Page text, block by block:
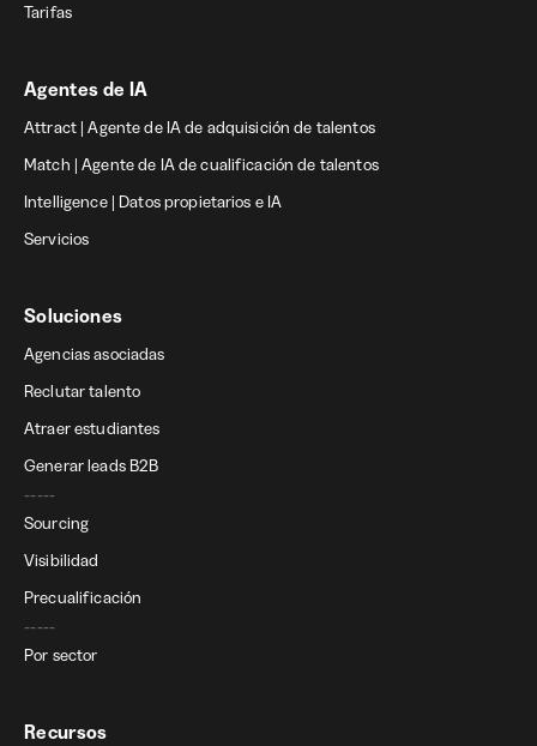
Tarifas
Agentes de IA
Attract | Agente de IA de adquisición de talentos
Match | Agente de IA de cualificación de talentos
Intelligence | Datos propietarios e IA
Servicios
Soluciones
Agencias asociadas
Reclutar talento
Atraer estudiantes
Generar leads B2B
-----
Sourcing
Visibilidad
Precualificación
-----
Por sector
Recursos